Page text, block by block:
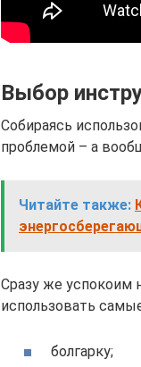
Выбор
Собираясь
проблемой – а
Читайте также:
Сразу же успокоим
использовать
болгарку;